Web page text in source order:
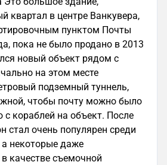
квартал в центре Ванкувера,
пунктом Почты
пока не было продано в 2013
новый объект рядом с
на этом месте
подземный туннель,
чтобы почту можно было
с кораблей на объект. После
стал очень популярен среди
некоторые даже
качестве съемочной